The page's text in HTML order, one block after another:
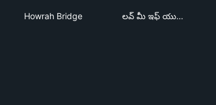
Howrah Bridge
లవ్ మీ ఇఫ్ యు…